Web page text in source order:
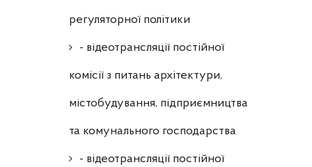
регуляторної політики
- відеотрансляції постійної
комісії з питань архітектури,
містобудування, підприємництва
та комунального господарства
- відеотрансляції постійної